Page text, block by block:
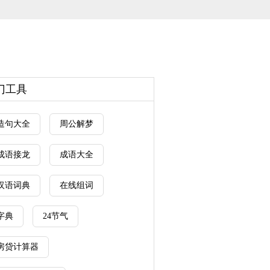
工具
句大全 周公解梦
语接龙 成语大全
语词典 在线组词
典 24节气
贷计算器